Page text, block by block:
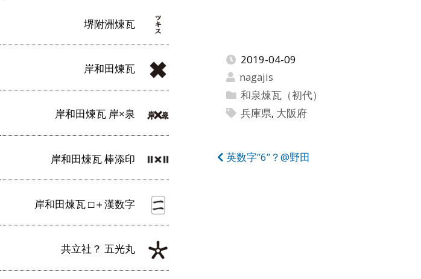
堺附洲煉瓦
岸和田煉瓦
岸和田煉瓦 岸×泉
岸和田煉瓦 棒添印
岸和田煉瓦 □＋漢数字
共立社？ 五光丸
2019-04-09
nagajis
和泉煉瓦（初代）
兵庫県, 大阪府
投英数字”6”？@野田